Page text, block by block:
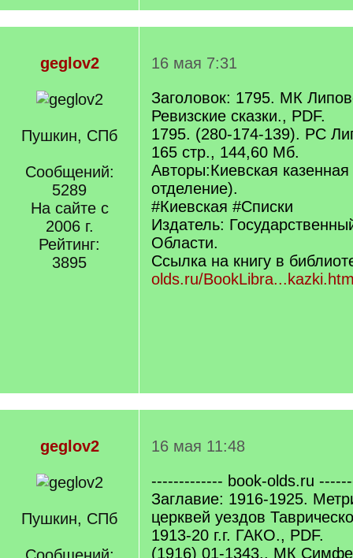
geglov2
Пушкин, СПб
Сообщений:
5289
На сайте с
2006 г.
Рейтинг:
3895
16 мая 7:31
Заголовок: 1795. МК
Ревизские сказки., PDF.
1795. (280-174-139). РС
165 стр., 144,60 Мб.
Авторы:Киевская
отделение).
#Киевская #Списки
Издатель:
Области.
Ссылка на книгу в
olds.ru/
geglov2
Пушкин, СПб
16 мая 11:48
------------- book-olds.ru
Заглавие: 1916-1925.
церквей уездов
1913-20 г.г. ГАКО., PDF.
(1916) 01-1343., МК